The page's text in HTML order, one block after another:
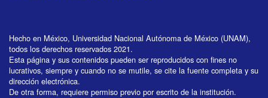
Hecho en México, Universidad Nacional Autónoma de México (UNAM),
todos los derechos reservados 2021.
Esta página y sus contenidos pueden ser reproducidos con fines no
lucrativos, siempre y cuando no se mutile, se cite la fuente completa y su
dirección electrónica.
De otra forma, requiere permiso previo por escrito de la institución.